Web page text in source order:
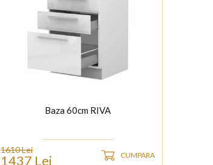
Baza 60cm RIVA
1610 Lei
1437 Lei CUMPARA